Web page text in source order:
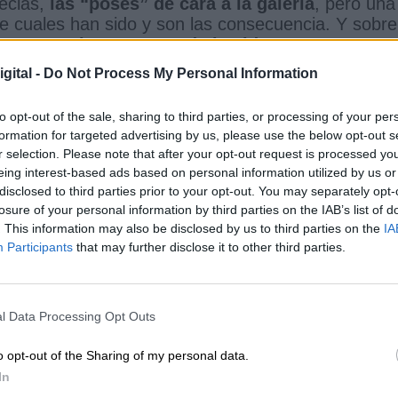
- Do Not Process My Personal Information
opt-out of the sale, sharing to third parties, or processing of your
for targeted advertising by us, please use the below opt-out
selection. Please note that after your opt-out request is processed
interest-based ads based on personal information utilized by us
to third parties prior to your opt-out. You may separately
of your personal information by third parties on the IAB’s list of
This information may also be disclosed by us to third parties on the
Participants that may further disclose it to other third parties.
Data Processing Opt Outs
opt-out of the Sharing of my personal data.
cuales han sido y son las consecuencia. Y sobre
cosas importantes de la vida, y que en esta
floja
se mueve uno y caen todos los de
Las muertes, los ataudes, los hospitales
l
se convirtieron las Residencias de
sólos, asustados, como una metralleta loca.
pensando todos los días en los casi30 mil
de los enfermosentubados en las UCI, a
el buen tiempo y las ganas de
sin salir a la calle!Que hicimos ese gran
lo que vimos y quetodo esto no debe de
la propagación del maldito virus.
me da la decepción,
para divertirse
, pues nada, no
las recomendacionesa la hora de trabajar,
servicios públicos se cumplan